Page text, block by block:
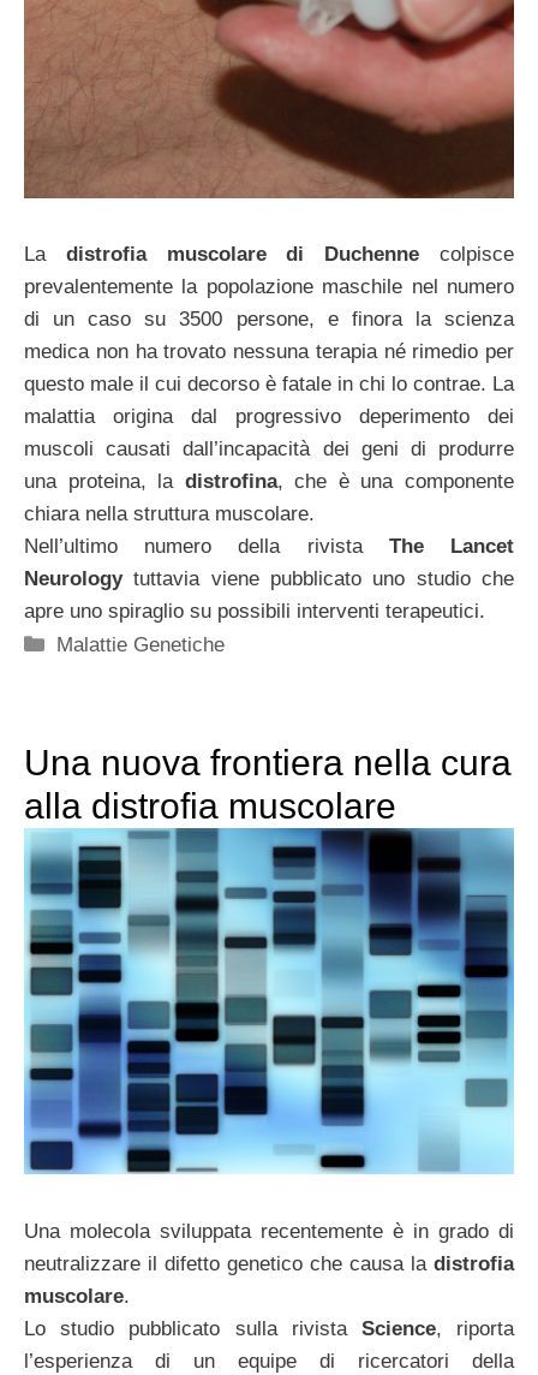
La distrofia muscolare di Duchenne colpisce
prevalentemente la popolazione maschile nel numero
di un caso su 3500 persone, e finora la scienza
medica non ha trovato nessuna terapia né rimedio per
questo male il cui decorso è fatale in chi lo contrae. La
malattia origina dal progressivo deperimento dei
muscoli causati dall’incapacità dei geni di produrre
una proteina, la distrofina, che è una componente
chiara nella struttura muscolare.
Nell’ultimo numero della rivista The Lancet
Neurologytuttavia viene pubblicato uno studio che
apre uno spiraglio su possibili interventi terapeutici.
Categorie
Malattie Genetiche
Una nuova frontiera nella cura
alla distrofia muscolare
Una molecola sviluppata recentemente è in grado di
neutralizzare il difetto genetico che causa la distrofia
muscolare.
Lo studio pubblicato sulla rivista Science, riporta
l’esperienza di un equipe di ricercatori della